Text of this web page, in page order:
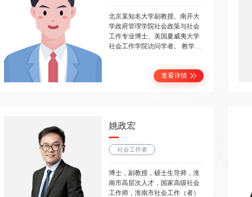
北京某知名大学副教授、南开大
学政府管理学院社会政策与社会
工作专业博士、美国夏威夷大学
社会工作学院访问学者。 教学风
规知识点、考点有很好的把握。
查看详情
姚政宏
社会工作者
博士，副教授，硕士生导师，淮
南市高层次人才，国家高级社会
工作师，淮南市社会工作（者）